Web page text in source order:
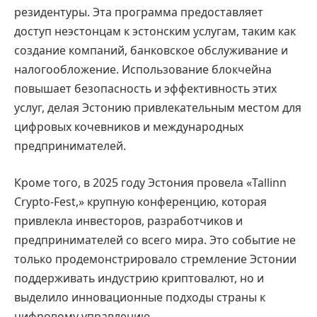
резидентуры. Эта программа предоставляет
доступ неэстонцам к эстонским услугам, таким как
создание компаний, банковское обслуживание и
налогообложение. Использование блокчейна
повышает безопасность и эффективность этих
услуг, делая Эстонию привлекательным местом для
цифровых кочевников и международных
предпринимателей.
Кроме того, в 2025 году Эстония провела «Tallinn
Crypto-Fest,» крупную конференцию, которая
привлекла инвесторов, разработчиков и
предпринимателей со всего мира. Это событие не
только продемонстрировало стремление Эстонии
поддерживать индустрию криптовалют, но и
выделило инновационные подходы страны к